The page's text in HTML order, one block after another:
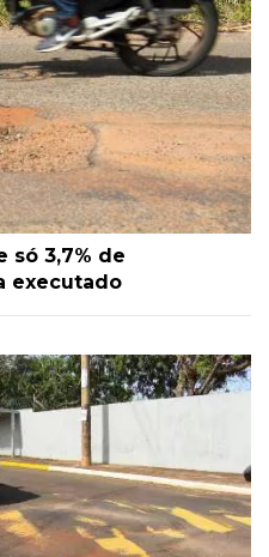
só 3,7% de
executado